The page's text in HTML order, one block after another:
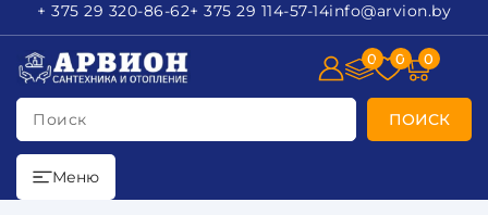
+ 375 29 320-86-62+ 375 29 114-57-14info@arvion.by
Поиск ПОИСК
0 0 0
Меню